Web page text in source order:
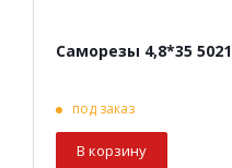
Саморезы 4,8*35 5021
под заказ
В корзину